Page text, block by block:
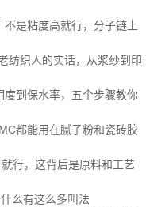
是粘度高就行，分子链上
纺织人的实话，从浆纱到印
到保水率，五个步骤教你
都能用在腻子粉和瓷砖胶
行，这背后是原料和工艺
么有这么多叫法